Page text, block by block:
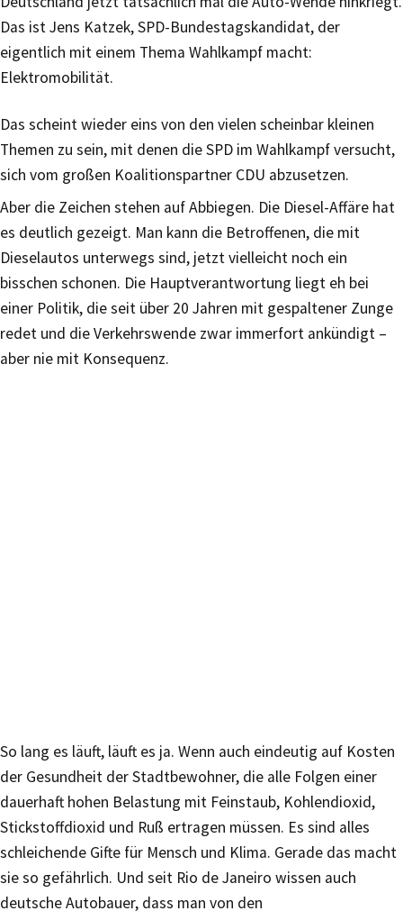
Das ist Jens Katzek, SPD-Bundestagskandidat, der
eigentlich mit einem Thema Wahlkampf macht:
Elektromobilität.
Das scheint wieder eins von den vielen scheinbar kleinen
Themen zu sein, mit denen die SPD im Wahlkampf versucht,
sich vom großen Koalitionspartner CDU abzusetzen.
Aber die Zeichen stehen auf Abbiegen. Die Diesel-Affäre hat
es deutlich gezeigt. Man kann die Betroffenen, die mit
Dieselautos unterwegs sind, jetzt vielleicht noch ein
bisschen schonen. Die Hauptverantwortung liegt eh bei
einer Politik, die seit über 20 Jahren mit gespaltener Zunge
redet und die Verkehrswende zwar immerfort ankündigt –
aber nie mit Konsequenz.
So lang es läuft, läuft es ja. Wenn auch eindeutig auf Kosten
der Gesundheit der Stadtbewohner, die alle Folgen einer
dauerhaft hohen Belastung mit Feinstaub, Kohlendioxid,
Stickstoffdioxid und Ruß ertragen müssen. Es sind alles
schleichende Gifte für Mensch und Klima. Gerade das macht
sie so gefährlich. Und seit Rio de Janeiro wissen auch
deutsche Autobauer, dass man von den